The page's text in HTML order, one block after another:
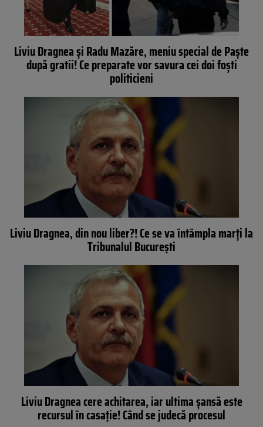
Liviu Dragnea și Radu Mazăre, meniu special de Paște
după gratii! Ce preparate vor savura cei doi foști
politicieni
Liviu Dragnea, din nou liber?! Ce se va întâmpla marți la
Tribunalul București
Liviu Dragnea cere achitarea, iar ultima şansă este
recursul în casaţie! Când se judecă procesul